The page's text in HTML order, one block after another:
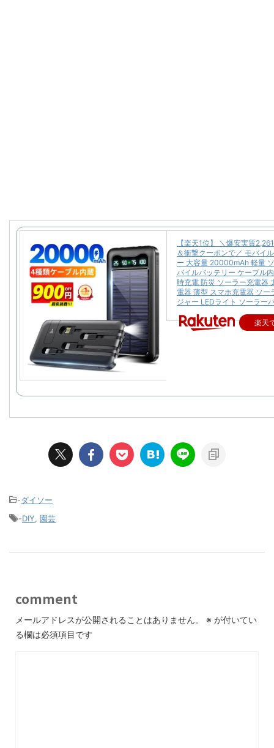
【楽天1位】 ＼爆安実質
＆衝撃クーポンで／ モバイ
ー 大容量 20000mAh 軽量
バイルバッテリー ケーブル
時充電 防災 ソーラー充電器
電器 薄型 スマホ充電器 ソー
ジャー LEDライト ソーラー
楽天
-ダイソー
-DIY 園芸
comment
メールアドレスが公開されることはありません。 ※ が付いてい
る欄は必須項目です